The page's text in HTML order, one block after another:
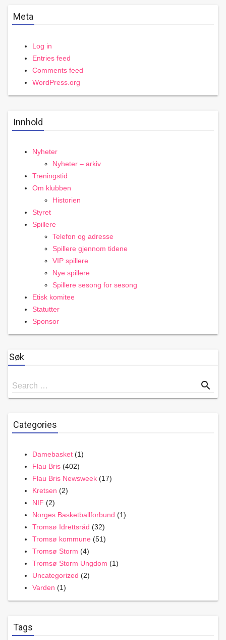
Meta
Log in
Entries feed
Comments feed
WordPress.org
Innhold
Nyheter
Nyheter – arkiv
Treningstid
Om klubben
Historien
Styret
Spillere
Telefon og adresse
Spillere gjennom tidene
VIP spillere
Nye spillere
Spillere sesong for sesong
Etisk komitee
Statutter
Sponsor
Søk
Search
for
Search … search
Categories
Damebasket (1)
Flau Bris (402)
Flau Bris Newsweek (17)
Kretsen (2)
NIF (2)
Norges Basketballforbund (1)
Tromsø Idrettsråd (32)
Tromsø kommune (51)
Tromsø Storm (4)
Tromsø Storm Ungdom (1)
Uncategorized (2)
Varden (1)
Tags